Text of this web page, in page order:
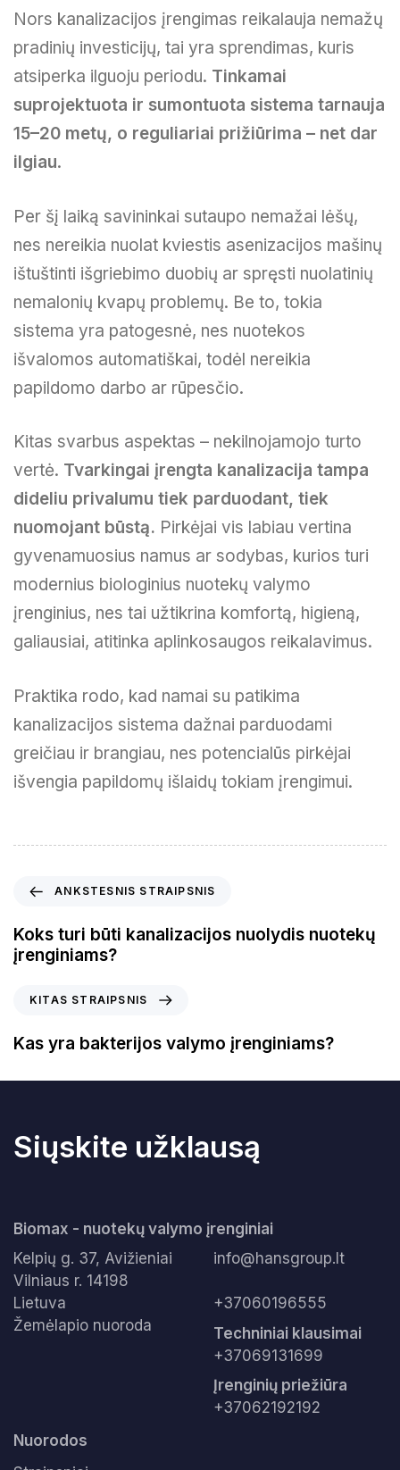
Nors kanalizacijos įrengimas reikalauja nemažų
pradinių investicijų, tai yra sprendimas, kuris
atsiperka ilguoju periodu. Tinkamai
suprojektuota ir sumontuota sistema tarnauja
15–20 metų, o reguliariai prižiūrima – net dar
ilgiau.
Per šį laiką savininkai sutaupo nemažai lėšų,
nes nereikia nuolat kviestis asenizacijos mašinų
ištuštinti išgriebimo duobių ar spręsti nuolatinių
nemalonių kvapų problemų. Be to, tokia
sistema yra patogesnė, nes nuotekos
išvalomos automatiškai, todėl nereikia
papildomo darbo ar rūpesčio.
Kitas svarbus aspektas – nekilnojamojo turto
vertė. Tvarkingai įrengta kanalizacija tampa
dideliu privalumu tiek parduodant, tiek
nuomojant būstą. Pirkėjai vis labiau vertina
gyvenamuosius namus ar sodybas, kurios turi
modernius biologinius nuotekų valymo
įrenginius, nes tai užtikrina komfortą, higieną,
galiausiai, atitinka aplinkosaugos reikalavimus.
Praktika rodo, kad namai su patikima
kanalizacijos sistema dažnai parduodami
greičiau ir brangiau, nes potencialūs pirkėjai
išvengia papildomų išlaidų tokiam įrengimui.
k
s
t
i
r
a
n
i
s
ANKSTESNIS STRAIPSNIS
Koks turi būti kanalizacijos nuolydis nuotekų
įrenginiams?
t
s
r
a
s
i
s
KITAS STRAIPSNIS
Kas yra bakterijos valymo įrenginiams?
Siųskite užklausą
Biomax - nuotekų valymo įrenginiai
Kelpių g. 37, Avižieniai
Vilniaus r. 14198
Lietuva
Žemėlapio nuoroda
info@hansgroup.lt
+37060196555
Techniniai klausimai
+37069131699
Įrenginių priežiūra
+37062192192
Nuorodos